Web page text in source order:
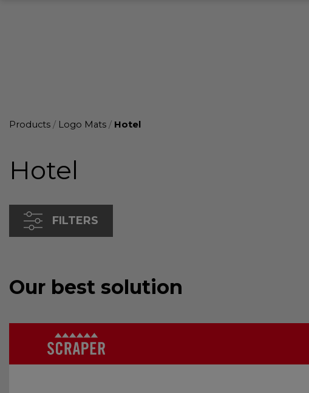
Products / Logo Mats / Hotel
Hotel
FILTERS
Our best solution